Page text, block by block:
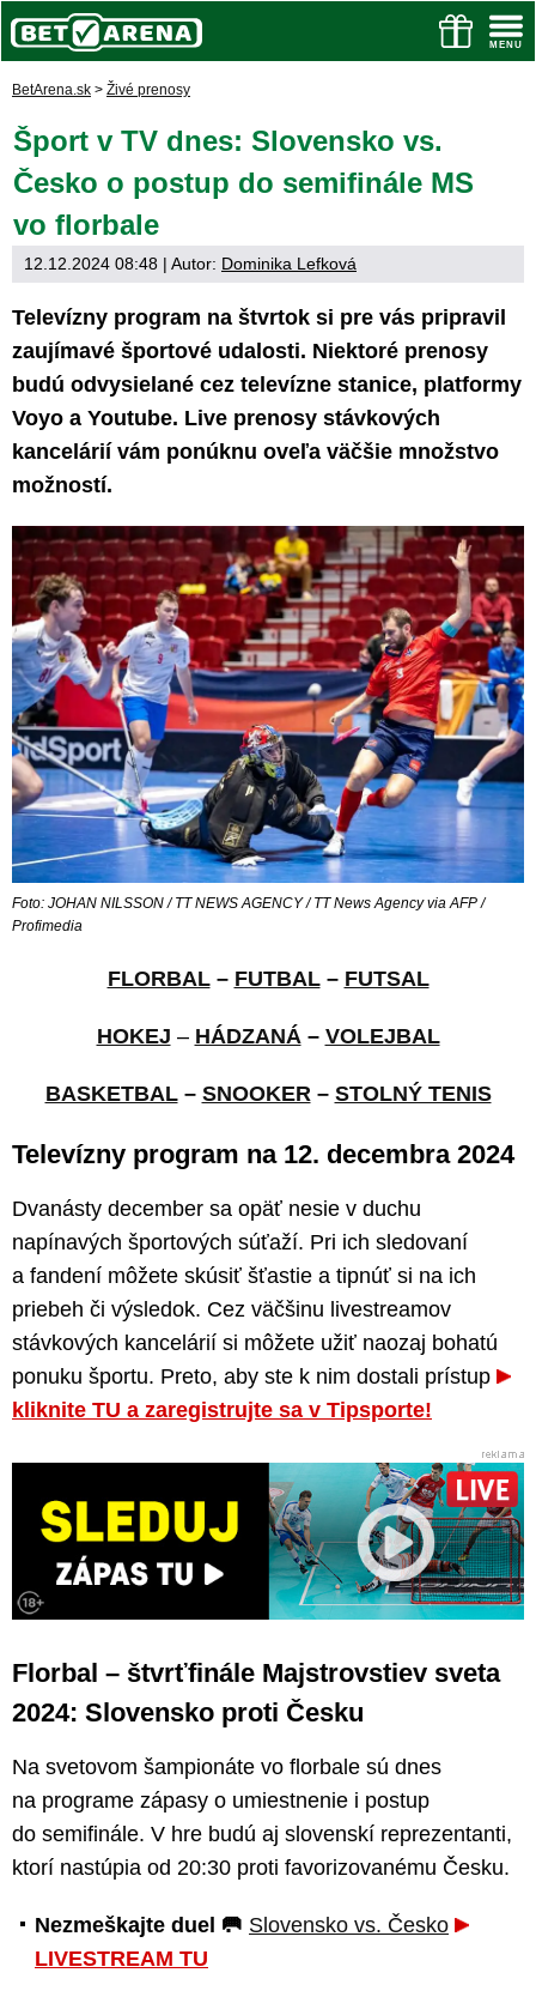
BetArena.sk > Živé prenosy
Šport v TV dnes: Slovensko vs.
Česko o postup do semifinále MS
vo florbale
12.12.2024 08:48 | Autor: Dominika Lefková
Televízny program na štvrtok si pre vás pripravil
zaujímavé športové udalosti. Niektoré prenosy
budú odvysielané cez televízne stanice, platformy
Voyo a Youtube. Live prenosy stávkových
kancelárií vám ponúknu oveľa väčšie množstvo
možností.
Foto: JOHAN NILSSON / TT NEWS AGENCY / TT News Agency via AFP /
Profimedia
FLORBAL– FUTBAL– FUTSAL
HOKEJ – HÁDZANÁ– VOLEJBAL
BASKETBAL– SNOOKER– STOLNÝ TENIS
Televízny program na 12. decembra 2024
Dvanásty december sa opäť nesie v duchu
napínavých športových súťaží. Pri ich sledovaní
a fandení môžete skúsiť šťastie a tipnúť si na ich
priebeh či výsledok. Cez väčšinu livestreamov
stávkových kancelárií si môžete užiť naozaj bohatú
ponuku športu. Preto, aby ste k nim dostali prístup
kliknite TU a zaregistrujte sa v Tipsporte!
Florbal – štvrťfinále Majstrovstiev sveta
2024: Slovensko proti Česku
Na svetovom šampionáte vo florbale sú dnes
na programe zápasy o umiestnenie i postup
do semifinále. V hre budú aj slovenskí reprezentanti,
ktorí nastúpia od 20:30 proti favorizovanému Česku.
Nezmeškajte duel 🥅 Slovensko vs. Česko
LIVESTREAM TU